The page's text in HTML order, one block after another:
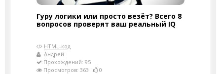
Гуру логики или просто везёт? Всего 8
вопросов проверят ваш реальный IQ
HTML-код
Андрей
Прохождений: 95
Просмотров: 363
0